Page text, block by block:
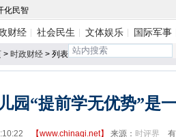
化民智
财经 社会民生 文体娱乐 国际军事
> 时政财经 > 列表
园“提前学无优势”是
【www.chinaqi.net】 来源： 时评界 有